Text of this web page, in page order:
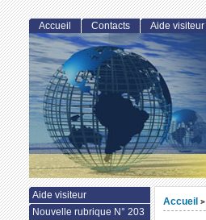
Accueil >
Accueil Contacts Aide visiteur
Aide visiteur
Nouvelle rubrique N° 203